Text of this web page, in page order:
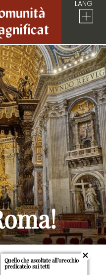
LANG
Quello che ascoltate all’orecchio
predicatelo sui tetti